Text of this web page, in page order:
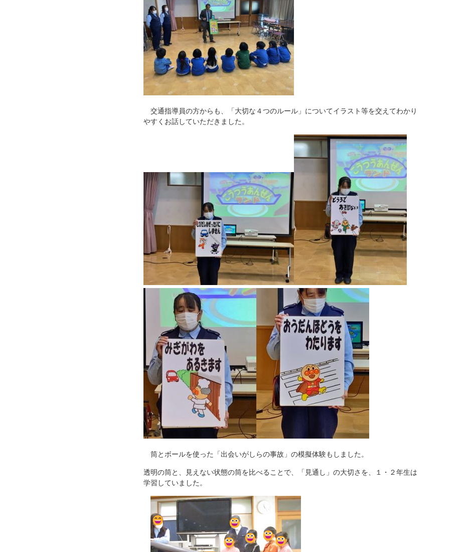
交通指導員の方からも、「大切な４つのルール」についてイラスト等を交えてわかり
やすくお話していただきました。
筒とボールを使った「出会いがしらの事故」の模擬体験もしました。
透明の筒と、見えない状態の筒を比べることで、「見通し」の大切さを、１・２年生は
学習していました。